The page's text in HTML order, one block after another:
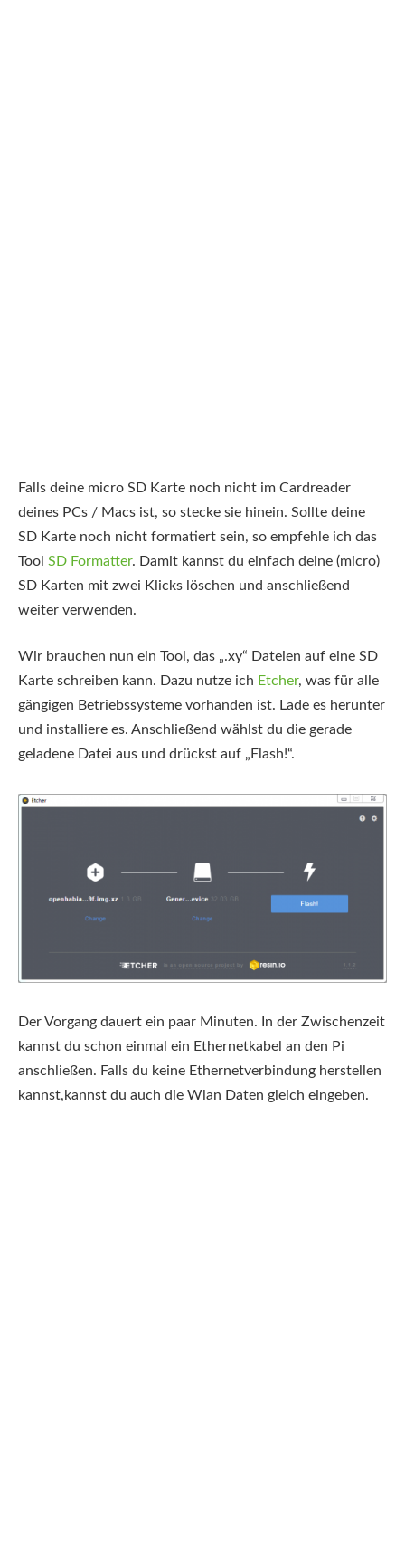
Falls deine micro SD Karte noch nicht im Cardreader
deines PCs / Macs ist, so stecke sie hinein. Sollte deine
SD Karte noch nicht formatiert sein, so empfehle ich das
Tool SD Formatter. Damit kannst du einfach deine (micro)
SD Karten mit zwei Klicks löschen und anschließend
weiter verwenden.
Wir brauchen nun ein Tool, das „.xy“ Dateien auf eine SD
Karte schreiben kann. Dazu nutze ich Etcher, was für alle
gängigen Betriebssysteme vorhanden ist. Lade es herunter
und installiere es. Anschließend wählst du die gerade
geladene Datei aus und drückst auf „Flash!“.
Der Vorgang dauert ein paar Minuten. In der Zwischenzeit
kannst du schon einmal ein Ethernetkabel an den Pi
anschließen. Falls du keine Ethernetverbindung herstellen
kannst,kannst du auch die Wlan Daten gleich eingeben.